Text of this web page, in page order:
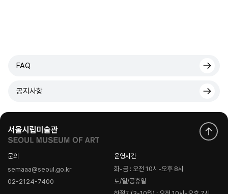
FAQ
공지사항
문의
semaaa@seoul.go.kr
02-2124-7400
운영시간
화-금 : 오전 10시-오후 8시
토/일/공휴일